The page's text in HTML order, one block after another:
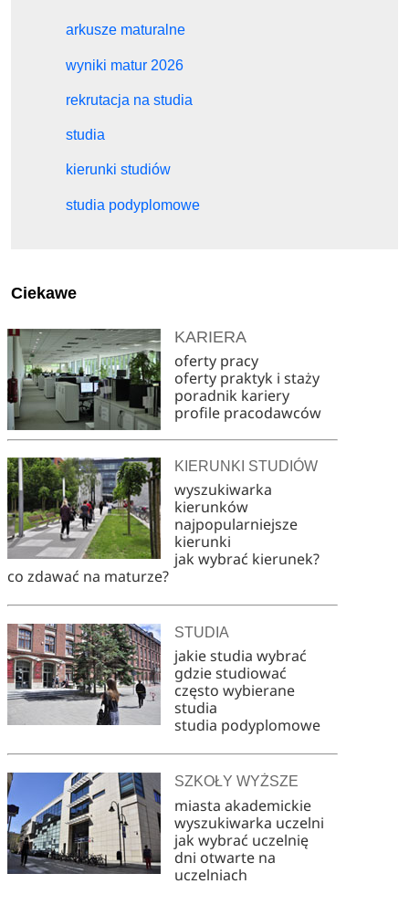
arkusze maturalne
wyniki matur 2026
rekrutacja na studia
studia
kierunki studiów
studia podyplomowe
Ciekawe
KARIERA
oferty pracy
oferty praktyk i staży
poradnik kariery
profile pracodawców
KIERUNKI STUDIÓW
wyszukiwarka
kierunków
najpopularniejsze
kierunki
jak wybrać kierunek?
co zdawać na maturze?
STUDIA
jakie studia wybrać
gdzie studiować
często wybierane
studia
studia podyplomowe
SZKOŁY WYŻSZE
miasta akademickie
wyszukiwarka uczelni
jak wybrać uczelnię
dni otwarte na
uczelniach